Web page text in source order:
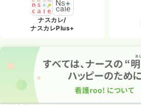
ナスカレ/
ナスカレPlus+